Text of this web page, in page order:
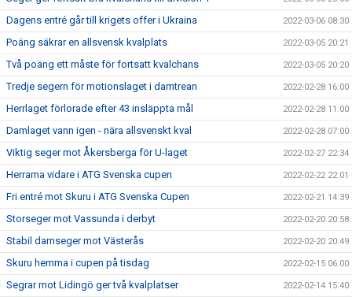
Dagens entré går till krigets offer i Ukraina 2022-03-06 08:30
Poäng säkrar en allsvensk kvalplats 2022-03-05 20:21
Två poäng ett måste för fortsatt kvalchans 2022-03-05 20:20
Tredje segern för motionslaget i damtrean 2022-02-28 16:00
Herrlaget förlorade efter 43 insläppta mål 2022-02-28 11:00
Damlaget vann igen - nära allsvenskt kval 2022-02-28 07:00
Viktig seger mot Åkersberga för U-laget 2022-02-27 22:34
Herrarna vidare i ATG Svenska cupen 2022-02-22 22:01
Fri entré mot Skuru i ATG Svenska Cupen 2022-02-21 14:39
Storseger mot Vassunda i derbyt 2022-02-20 20:58
Stabil damseger mot Västerås 2022-02-20 20:49
Skuru hemma i cupen på tisdag 2022-02-15 06:00
Segrar mot Lidingö ger två kvalplatser 2022-02-14 15:40